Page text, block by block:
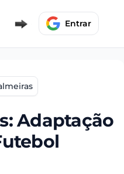
Entrar
Adaptação